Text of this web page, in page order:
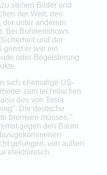
stehen Bilder und
der Welt, des
unter anderem
Bei Bühnenshows
und der
grinst er wie ein
oder Begeisterung
sich ehemalige US-
zum technischen
des von Tesla
Die deutsche
bremsen müssen."
gegen den Baum
gelungen, von außen
elektronisch